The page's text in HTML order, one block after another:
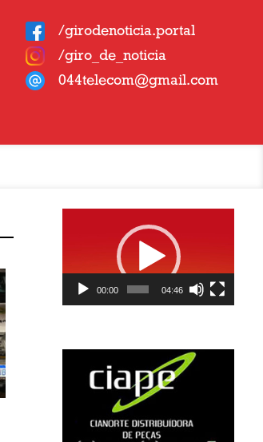
/girodenoticia.portal
/giro_de_noticia
044telecom@gmail.com
00:00 04:46